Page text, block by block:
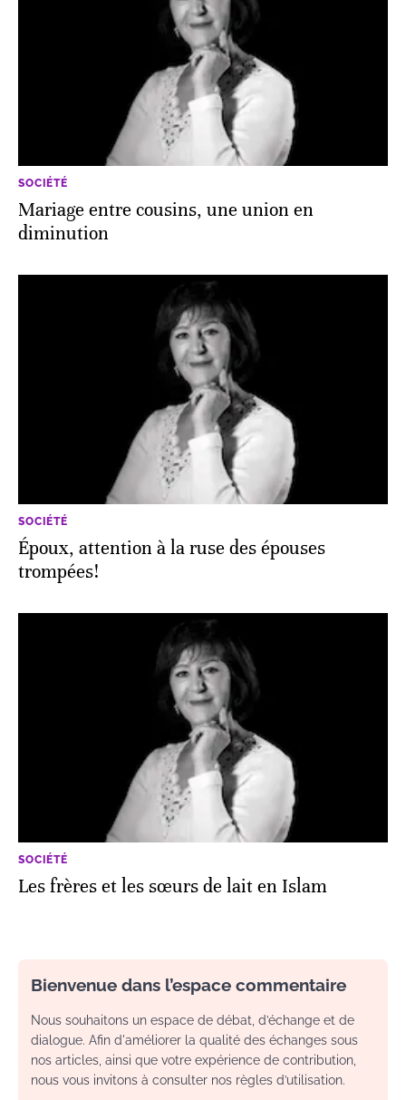
SOCIÉTÉ
Mariage entre cousins, une union en
diminution
SOCIÉTÉ
Époux, attention à la ruse des épouses
trompées!
SOCIÉTÉ
Les frères et les sœurs de lait en Islam
Bienvenue dans l’espace commentaire
Nous souhaitons un espace de débat, d’échange et de
dialogue. Afin d'améliorer la qualité des échanges sous
nos articles, ainsi que votre expérience de contribution,
nous vous invitons à consulter nos règles d’utilisation.